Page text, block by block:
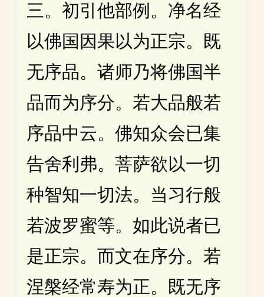
三。初引他部例。净名经
以佛国因果以为正宗。既
无序品。诸师乃将佛国半
品而为序分。若大品般若
序品中云。佛知众会已集
告舍利弗。菩萨欲以一切
种智知一切法。当习行般
若波罗蜜等。如此说者已
是正宗。而文在序分。若
涅槃经常寿为正。既无序